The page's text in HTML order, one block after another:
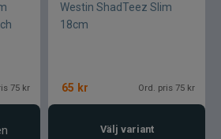
75 kr
Westin ShadTeez Slim
18cm
65 kr Ord. pris 75 kr
Välj variant